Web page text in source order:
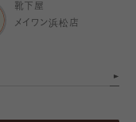
靴下屋
メイワン浜松店